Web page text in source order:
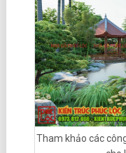
Tham khảo các